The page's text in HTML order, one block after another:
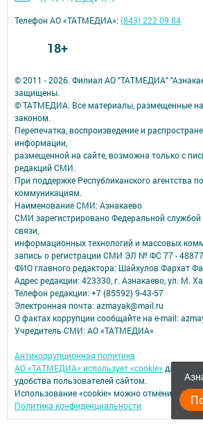
© 2011 - 2026. Филиал АО "ТАТМЕДИА"
защищены.
© ТАТМЕДИА. Все материалы, размещенные
законом.
Перепечатка, воспроизведение и
информации,
размещенной на сайте, возможна только с
редакций СМИ.
При поддержке Республиканского агентства
коммуникациям.
Наименование СМИ: Азнакаево
СМИ зарегистрировано Федеральной службой
связи,
информационных технологий и массовых
запись о регистрации СМИ ЭЛ № ФС 77 -
ФИО главного редактора: Шайхулов Фархат
Адрес редакции: 423330, г. Азнакаево, ул. М.
Телефон редакции: +7 (85592) 9-43-57
Электронная почта: azmayak@mail.ru
О фактах коррупции сообщайте на e-mail:
Учредитель СМИ: АО «ТАТМЕДИА»
Антикоррупционная политика
АО «ТАТМЕДИА» использует «cookie» для
удобства пользователей сайтом.
Использование «cookie» можно отменить в
Политика конфиденциальности
Телефон АО «ТАТМЕДИА»:(843) 222 09 84
18+